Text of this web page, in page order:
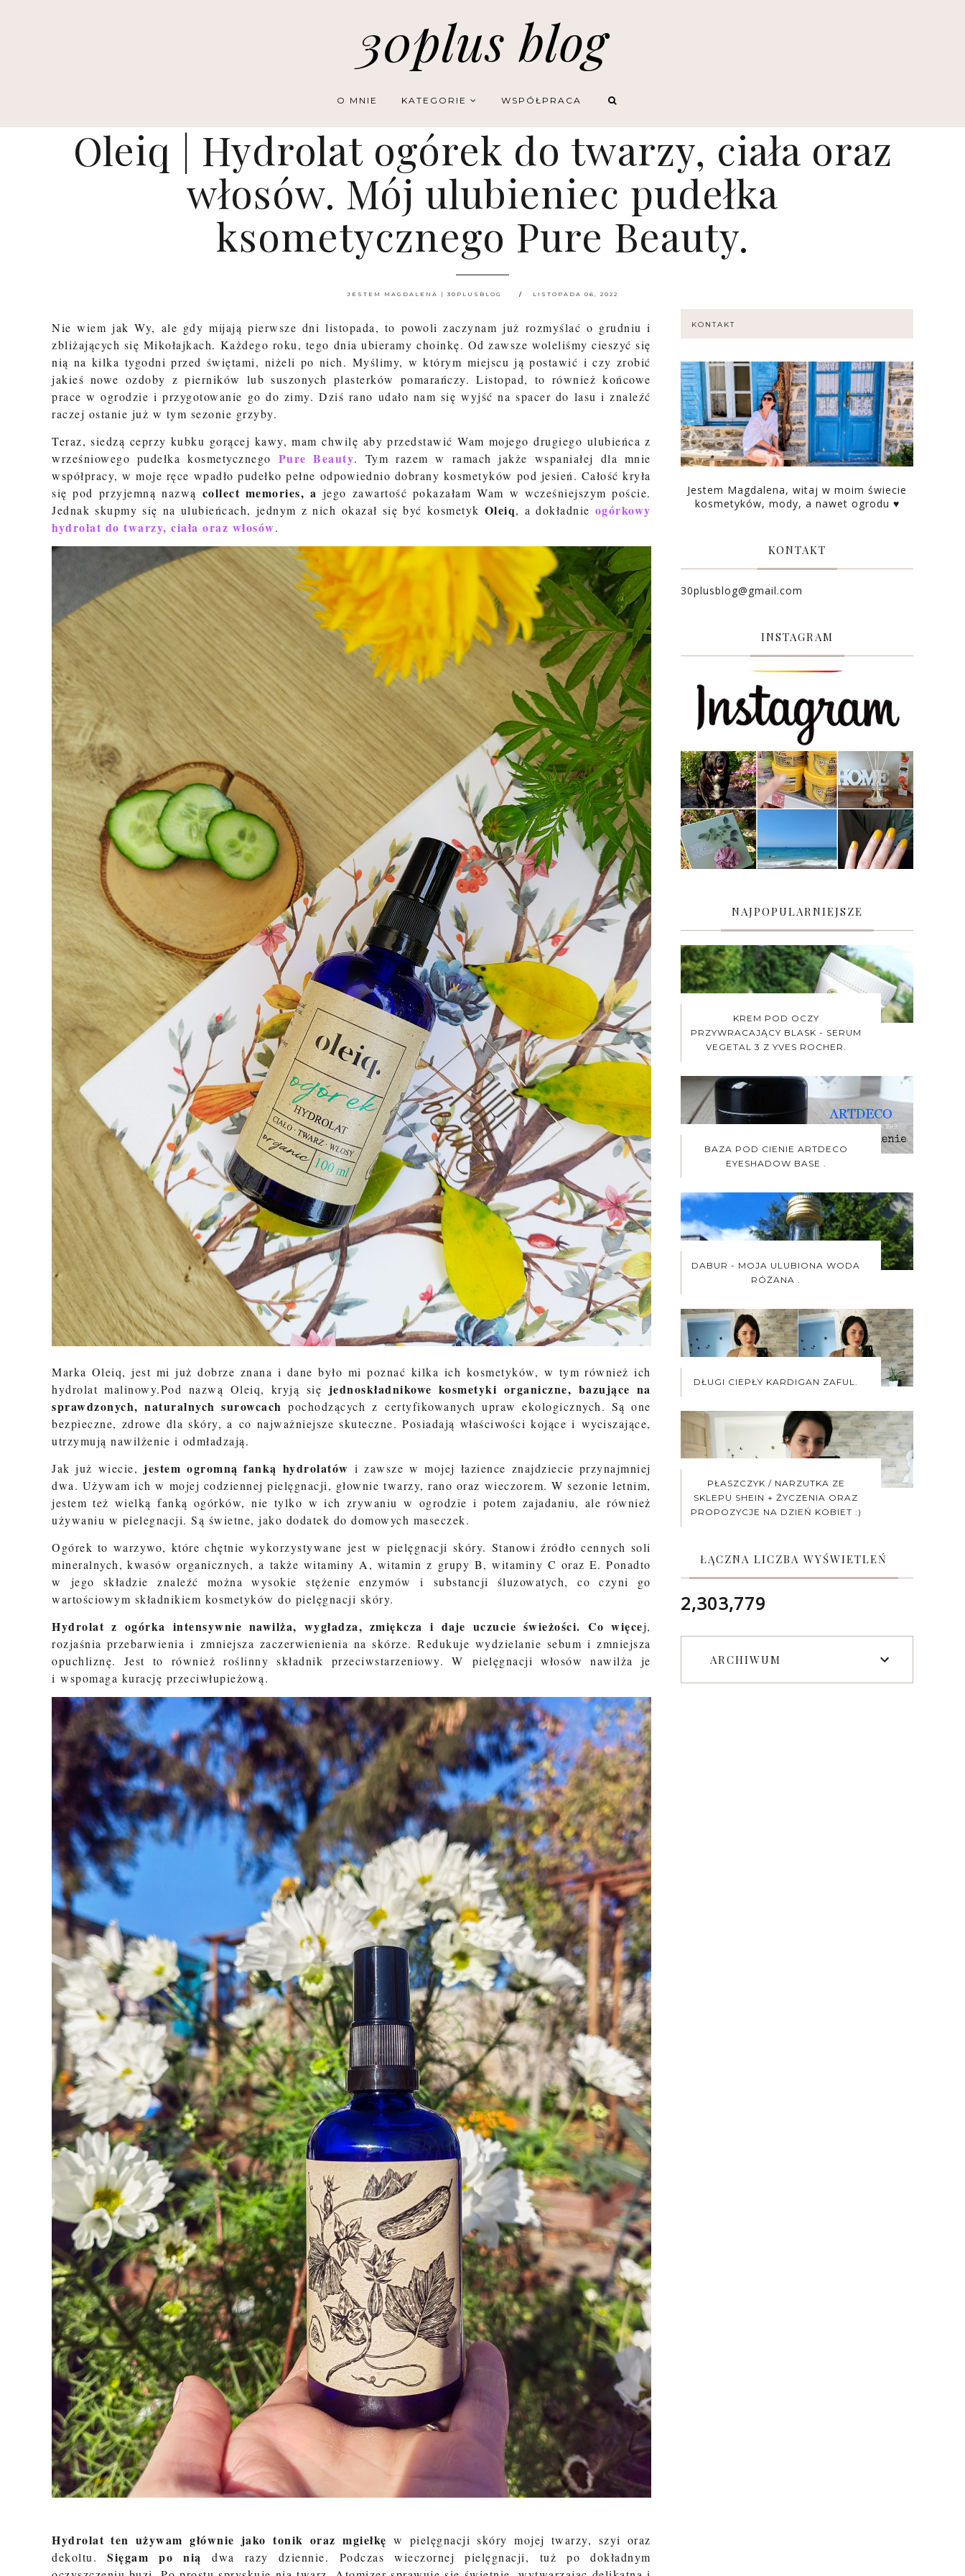
30plus blog
O MNIE KATEGORIE WSPÓŁPRACA
Oleiq | Hydrolat ogórek do twarzy, ciała oraz
włosów. Mój ulubieniec pudełka
ksometycznego Pure Beauty.
JESTEM MAGDALENA | 30PLUSBLOG LISTOPADA 06, 2022
Nie wiem jak Wy, ale gdy mijają pierwsze dni listopada, to powoli zaczynam już rozmyślać o grudniu i
zbliżających się Mikołajkach. Każdego roku, tego dnia ubieramy choinkę. Od zawsze woleliśmy cieszyć się
nią na kilka tygodni przed świętami, niżeli po nich. Myślimy, w którym miejscu ją postawić i czy zrobić
jakieś nowe ozdoby z pierników lub suszonych plasterków pomarańczy. Listopad, to również końcowe
prace w ogrodzie i przygotowanie go do zimy. Dziś rano udało nam się wyjść na spacer do lasu i znaleźć
raczej ostanie już w tym sezonie grzyby.
Teraz, siedzą ceprzy kubku gorącej kawy, mam chwilę aby przedstawić Wam mojego drugiego ulubieńca z
wrześniowego pudełka kosmetycznego Pure Beauty. Tym razem w ramach jakże wspaniałej dla mnie
współpracy, w moje ręce wpadło pudełko pełne odpowiednio dobrany kosmetyków pod jesień. Całość kryła
się pod przyjemną nazwą collect memories, a jego zawartość pokazałam Wam w wcześniejszym poście.
Jednak skupmy się na ulubieńcach, jednym z nich okazał się być kosmetyk Oleiq, a dokładnie ogórkowy
hydrolat do twarzy, ciała oraz włosów.
Marka Oleiq, jest mi już dobrze znana i dane było mi poznać kilka ich kosmetyków, w tym również ich
hydrolat malinowy.Pod nazwą Oleiq, kryją się jednoskładnikowe kosmetyki organiczne, bazujące na
sprawdzonych, naturalnych surowcach pochodzących z certyfikowanych upraw ekologicznych. Są one
bezpieczne, zdrowe dla skóry, a co najważniejsze skuteczne. Posiadają właściwości kojące i wyciszające,
utrzymują nawilżenie i odmładzają.
Jak już wiecie, jestem ogromną fanką hydrolatów i zawsze w mojej łazience znajdziecie przynajmniej
dwa. Używam ich w mojej codziennej pielęgnacji, głownie twarzy, rano oraz wieczorem. W sezonie letnim,
jestem też wielką fanką ogórków, nie tylko w ich zrywaniu w ogrodzie i potem zajadaniu, ale również
używaniu w pielegnacji. Są świetne, jako dodatek do domowych maseczek.
Ogórek to warzywo, które chętnie wykorzystywane jest w pielęgnacji skóry. Stanowi źródło cennych soli
mineralnych, kwasów organicznych, a także witaminy A, witamin z grupy B, witaminy C oraz E. Ponadto
w jego składzie znaleźć można wysokie stężenie enzymów i substancji śluzowatych, co czyni go
wartościowym składnikiem kosmetyków do pielęgnacji skóry.
Hydrolat z ogórka intensywnie nawilża, wygładza, zmiękcza i daje uczucie świeżości. Co więcej,
rozjaśnia przebarwienia i zmniejsza zaczerwienienia na skórze. Redukuje wydzielanie sebum i zmniejsza
opuchliznę. Jest to również roślinny składnik przeciwstarzeniowy. W pielęgnacji włosów nawilża je
i wspomaga kurację przeciwłupieżową.
Hydrolat ten używam głównie jako tonik oraz mgiełkę w pielęgnacji skóry mojej twarzy, szyi oraz
dekoltu.Sięgam po nią
dwa razy dziennie. Podczas wieczornej pielęgnacji, tuż po dokładnym
KONTAKT
Jestem Magdalena, witaj w moim świecie
kosmetyków, mody, a nawet ogrodu ♥
KONTAKT
30plusblog@gmail.com
INSTAGRAM
NAJPOPULARNIEJSZE
KREM POD OCZY
PRZYWRACAJĄCY BLASK - SERUM
VEGETAL 3 Z YVES ROCHER.
BAZA POD CIENIE ARTDECO
EYESHADOW BASE .
DABUR - MOJA ULUBIONA WODA
RÓŻANA .
DŁUGI CIEPŁY KARDIGAN ZAFUL.
PŁASZCZYK / NARZUTKA ZE
SKLEPU SHEIN + ŻYCZENIA ORAZ
PROPOZYCJE NA DZIEŃ KOBIET :)
ŁĄCZNA LICZBA WYŚWIETLEŃ
2,303,779
ARCHIWUM